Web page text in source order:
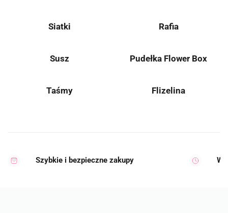
Siatki Rafia
Susz Pudełka Flower Box
Taśmy Flizelina
Szybkie i bezpieczne zakupy